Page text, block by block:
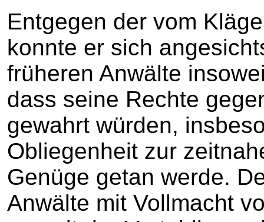
Entgegen der vom
konnte er sich
früheren Anwälte
dass seine Rechte
gewahrt würden,
Obliegenheit zur
Genüge getan werde.
Anwälte mit Vollmacht